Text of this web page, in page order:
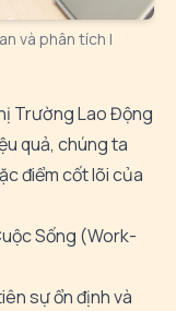
và phân tích |
Trường Lao Động
quả, chúng ta
điểm cốt lõi của
Sống (Work-
sự ổn định và